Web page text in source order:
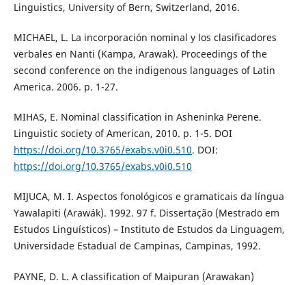
Linguistics, University of Bern, Switzerland, 2016.
MICHAEL, L. La incorporación nominal y los clasificadores
verbales en Nanti (Kampa, Arawak). Proceedings of the
second conference on the indigenous languages of Latin
America. 2006. p. 1-27.
MIHAS, E. Nominal classification in Asheninka Perene.
Linguistic society of American, 2010. p. 1-5. DOI
https://doi.org/10.3765/exabs.v0i0.510. DOI:
https://doi.org/10.3765/exabs.v0i0.510
MIJUCA, M. I. Aspectos fonológicos e gramaticais da língua
Yawalapiti (Arawák). 1992. 97 f. Dissertação (Mestrado em
Estudos Linguísticos) – Instituto de Estudos da Linguagem,
Universidade Estadual de Campinas, Campinas, 1992.
PAYNE, D. L. A classification of Maipuran (Arawakan)